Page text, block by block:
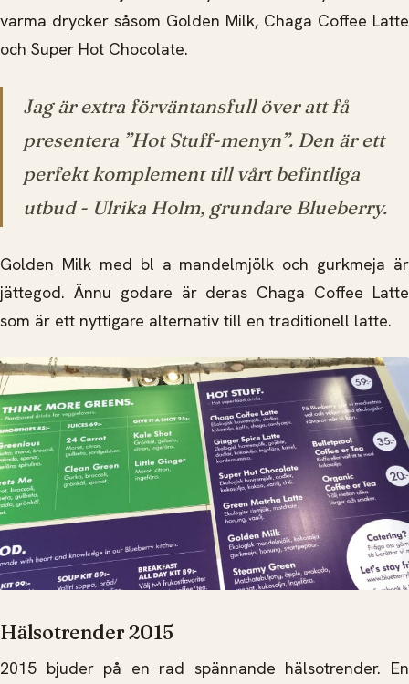
varma drycker såsom Golden Milk, Chaga Coffee Latte
och Super Hot Chocolate.
Jag är extra förväntansfull över att få
presentera ”Hot Stuff-menyn”. Den är ett
perfekt komplement till vårt befintliga
utbud - Ulrika Holm, grundare Blueberry.
Golden Milk med bl a mandelmjölk och gurkmeja är
jättegod. Ännu godare är deras Chaga Coffee Latte
som är ett nyttigare alternativ till en traditionell latte.
Hälsotrender 2015
2015 bjuder på en rad spännande hälsotrender. En